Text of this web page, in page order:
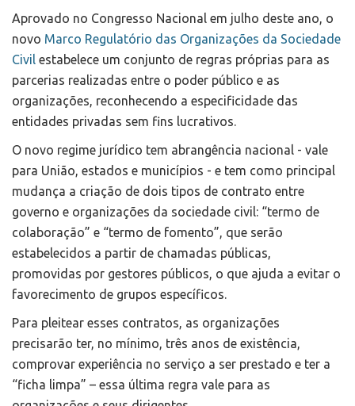
Aprovado no Congresso Nacional em julho deste ano, o
novo Marco Regulatório das Organizações da Sociedade
Civil estabelece um conjunto de regras próprias para as
parcerias realizadas entre o poder público e as
organizações, reconhecendo a especificidade das
entidades privadas sem fins lucrativos.
O novo regime jurídico tem abrangência nacional - vale
para União, estados e municípios - e tem como principal
mudança a criação de dois tipos de contrato entre
governo e organizações da sociedade civil: “termo de
colaboração” e “termo de fomento”, que serão
estabelecidos a partir de chamadas públicas,
promovidas por gestores públicos, o que ajuda a evitar o
favorecimento de grupos específicos.
Para pleitear esses contratos, as organizações
precisarão ter, no mínimo, três anos de existência,
comprovar experiência no serviço a ser prestado e ter a
“ficha limpa” – essa última regra vale para as